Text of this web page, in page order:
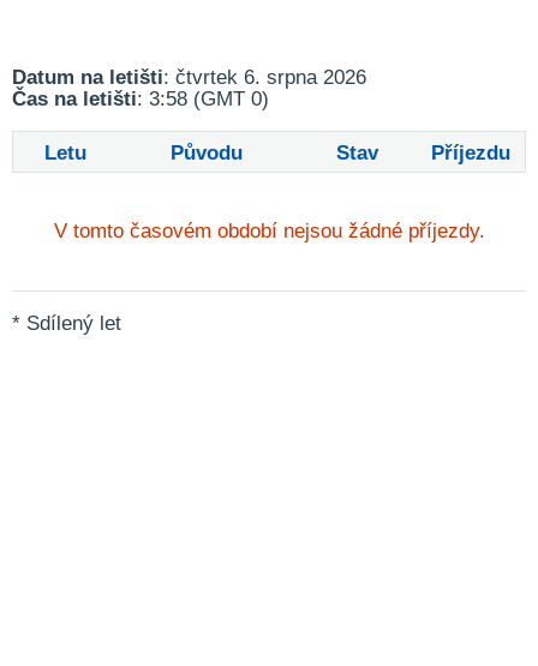
Datum na letišti: čtvrtek 6. srpna 2026
Čas na letišti: 3:58 (GMT 0)
Letu Původu Stav Příjezdu
V tomto časovém období nejsou žádné příjezdy.
* Sdílený let